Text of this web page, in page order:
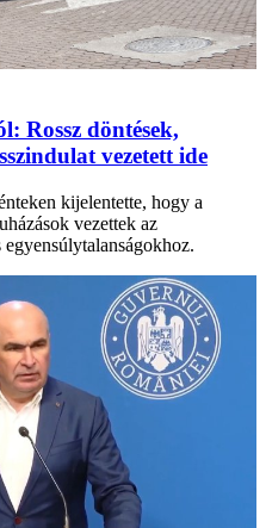
Rossz döntések,
vezetett ide
kijelentette, hogy a
vezettek az